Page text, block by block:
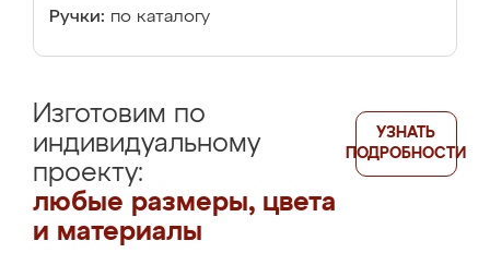
Ручки: по каталогу
Изготовим по
индивидуальному
проекту:
любые размеры, цвета
и материалы
УЗНАТЬ
ПОДРОБНОСТИ